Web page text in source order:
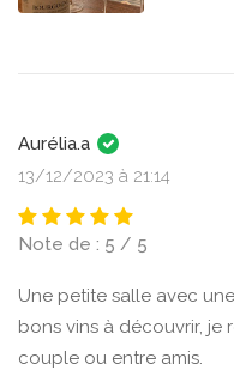
Aurélia.a
13/12/2023 à 21:14
Note de : 5 / 5
Une petite salle avec
bons vins à découvrir, je
couple ou entre amis.